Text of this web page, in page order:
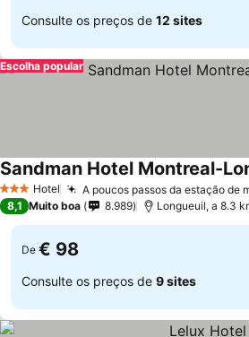
Consulte os preços de 12 sites
Escolha popular
3 EstrelasHotel A poucos passos da estação de
Sandman Hotel Montreal-
8,1 Muito boa 8.989 Longueuil, a 8.3
De € 98
Consulte os preços de 9 sites